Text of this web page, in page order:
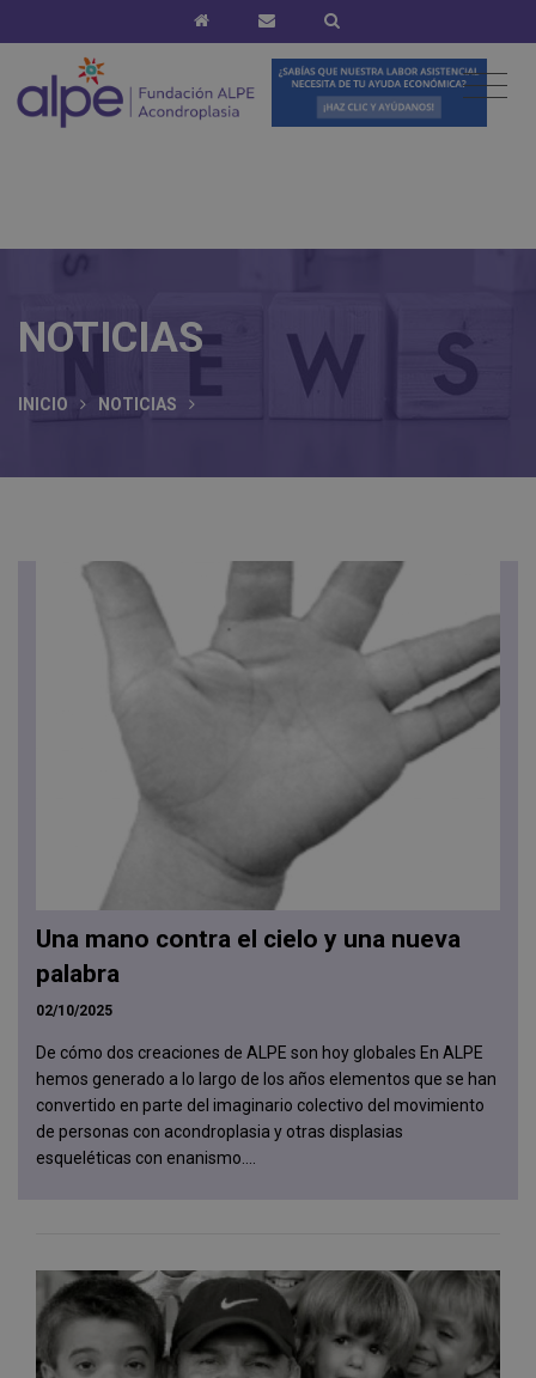
NOTICIAS
INICIO NOTICIAS
Una mano contra el cielo y una nueva
palabra
02/10/2025
De cómo dos creaciones de ALPE son hoy globales En ALPE
hemos generado a lo largo de los años elementos que se han
convertido en parte del imaginario colectivo del movimiento
de personas con acondroplasia y otras displasias
esqueléticas con enanismo....